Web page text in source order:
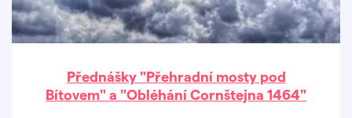
Přednášky "Přehradní mosty pod
Bítovem" a "Obléhání Cornštejna 1464"